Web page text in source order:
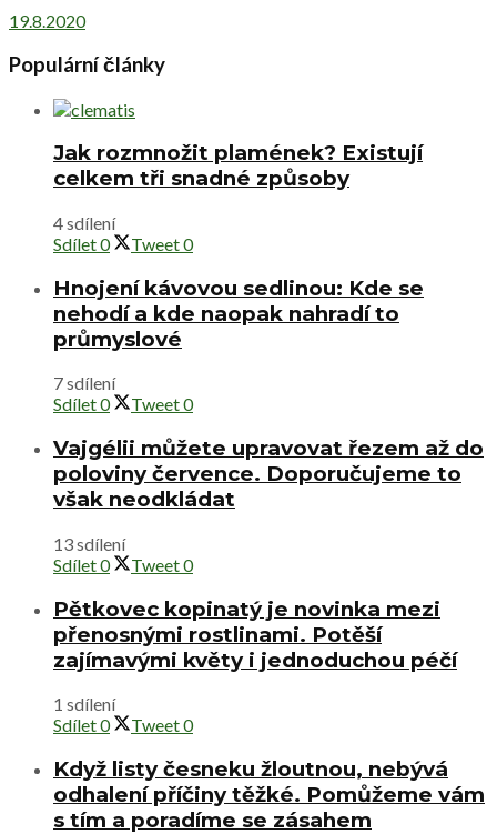
19.8.2020
Populární články
Jak rozmnožit plamének? Existují
celkem tři snadné způsoby
4 sdílení
Sdílet0 Tweet0
Hnojení kávovou sedlinou: Kde se
nehodí a kde naopak nahradí to
průmyslové
7 sdílení
Sdílet0 Tweet0
Vajgélii můžete upravovat řezem až do
poloviny července. Doporučujeme to
však neodkládat
13 sdílení
Sdílet0 Tweet0
Pětkovec kopinatý je novinka mezi
přenosnými rostlinami. Potěší
zajímavými květy i jednoduchou péčí
1 sdílení
Sdílet0 Tweet0
Když listy česneku žloutnou, nebývá
odhalení příčiny těžké. Pomůžeme vám
s tím a poradíme se zásahem